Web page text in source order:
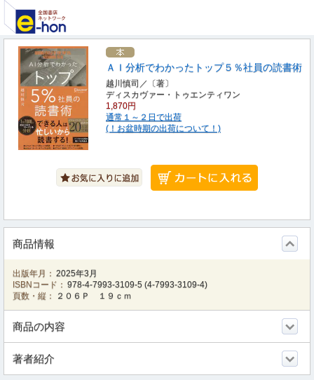
ＡＩ分析でわかったトップ５％社員の読書術
越川慎司／〔著〕
ディスカヴァー・トゥエンティワン
1,870円
通常１～２日で出荷
(！お盆時期の出荷について！)
商品情報
出版年月： 2025年3月
ISBNコード： 978-4-7993-3109-5 (4-7993-3109-4)
頁数・縦：
２０６Ｐ １９ｃｍ
商品の内容
著者紹介